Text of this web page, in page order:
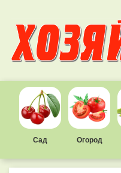
Сад Огород